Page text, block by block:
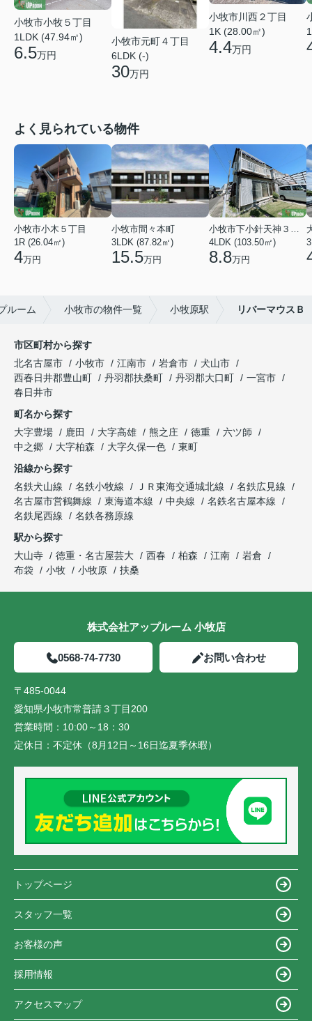
小牧市小牧５丁目
1LDK (47.94㎡)
6.5万円
小牧市元町４丁目
6LDK (-)
30万円
小牧市川西２丁目
1K (28.00㎡)
4.4万円
よく見られている物件
小牧市小木５丁目
1R (26.04㎡)
4万円
小牧市間々本町
3LDK (87.82㎡)
15.5万円
小牧市下小針天神３丁目
4LDK (103.50㎡)
8.8万円
ルーム 小牧市の物件一覧 小牧原駅 リバーマウスＢ
市区町村から探す
北名古屋市
小牧市 江南市 岩倉市
犬山市
西春日井郡豊山町
丹羽郡扶桑町 丹羽郡大口町
一宮市
春日井市
町名から探す
大字豊場
鹿田 大字高雄 熊之庄 徳重
六ツ師
中之郷
大字柏森 大字久保一色
東町
沿線から探す
名鉄犬山線
名鉄小牧線 ＪＲ東海交通城北線
名鉄広見線
名古屋市営鶴舞線
東海道本線 中央線
名鉄名古屋本線
名鉄尾西線
名鉄各務原線
駅から探す
大山寺
徳重・名古屋芸大 西春 柏森 江南
岩倉
布袋
小牧 小牧原 扶桑
株式会社アップルーム 小牧店
0568-74-7730 お問い合わせ
〒485-0044
愛知県小牧市常普請３丁目200
営業時間： 10:00～18：30
定休日： 不定休（8月12日～16日迄夏季休暇）
トップページ
スタッフ一覧
お客様の声
採用情報
アクセスマップ